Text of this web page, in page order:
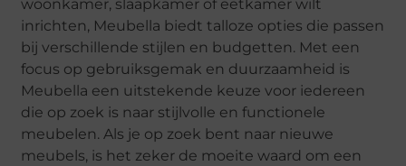
woonkamer, slaapkamer of eetkamer wilt
inrichten, Meubella biedt talloze opties die passen
bij verschillende stijlen en budgetten. Met een
focus op gebruiksgemak en duurzaamheid is
Meubella een uitstekende keuze voor iedereen
die op zoek is naar stijlvolle en functionele
meubelen. Als je op zoek bent naar nieuwe
meubels, is het zeker de moeite waard om een